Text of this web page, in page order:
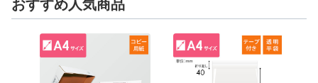
おすすめ人気商品